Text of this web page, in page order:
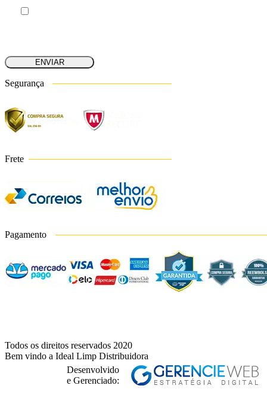
Segurança
Frete
Pagamento
Todos os direitos reservados 2020
Bem vindo a Ideal Limp Distribuidora
Desenvolvido
e Gerenciado: